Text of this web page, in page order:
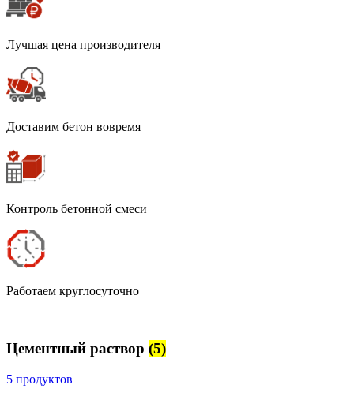
Лучшая цена производителя
Доставим бетон вовремя
Контроль бетонной смеси
Работаем круглосуточно
Цементный раствор (5)
5 продуктов